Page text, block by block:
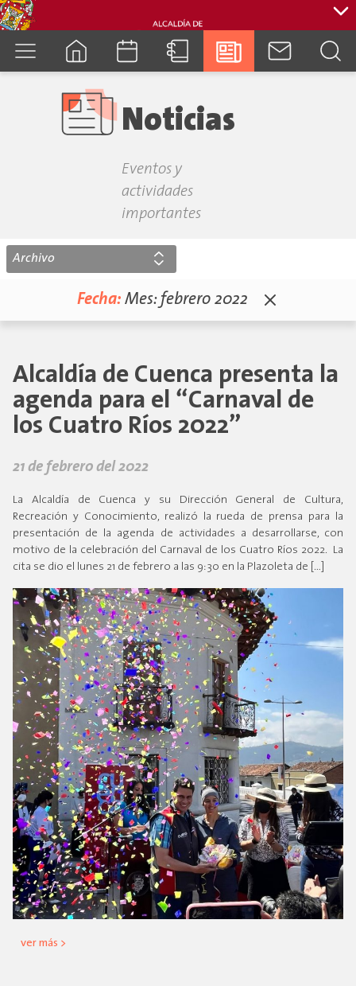
Noticias
Eventos y
actividades
importantes
Fecha: Mes: febrero 2022
Alcaldía de Cuenca presenta la
agenda para el “Carnaval de
los Cuatro Ríos 2022”
21 de febrero del 2022
La Alcaldía de Cuenca y su Dirección General de Cultura,
Recreación y Conocimiento, realizó la rueda de prensa para la
presentación de la agenda de actividades a desarrollarse, con
motivo de la celebración del Carnaval de los Cuatro Ríos 2022. La
cita se dio el lunes 21 de febrero a las 9:30 en la Plazoleta de […]
ver más >
Archivo